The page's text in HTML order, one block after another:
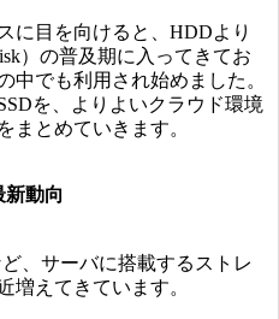
に目を向けると、HDDより
）の普及期に入ってきてお
中でも利用され始めました。
を、よりよいクラウド環境
まとめていきます。
動向
、サーバに搭載するストレ
増えてきています。